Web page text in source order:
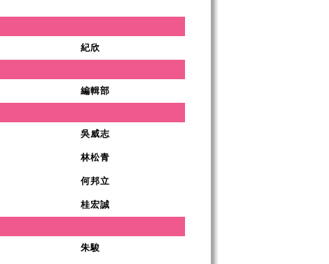
紀欣
編輯部
吳威志
林松青
何邦立
桂宏誠
朱駿